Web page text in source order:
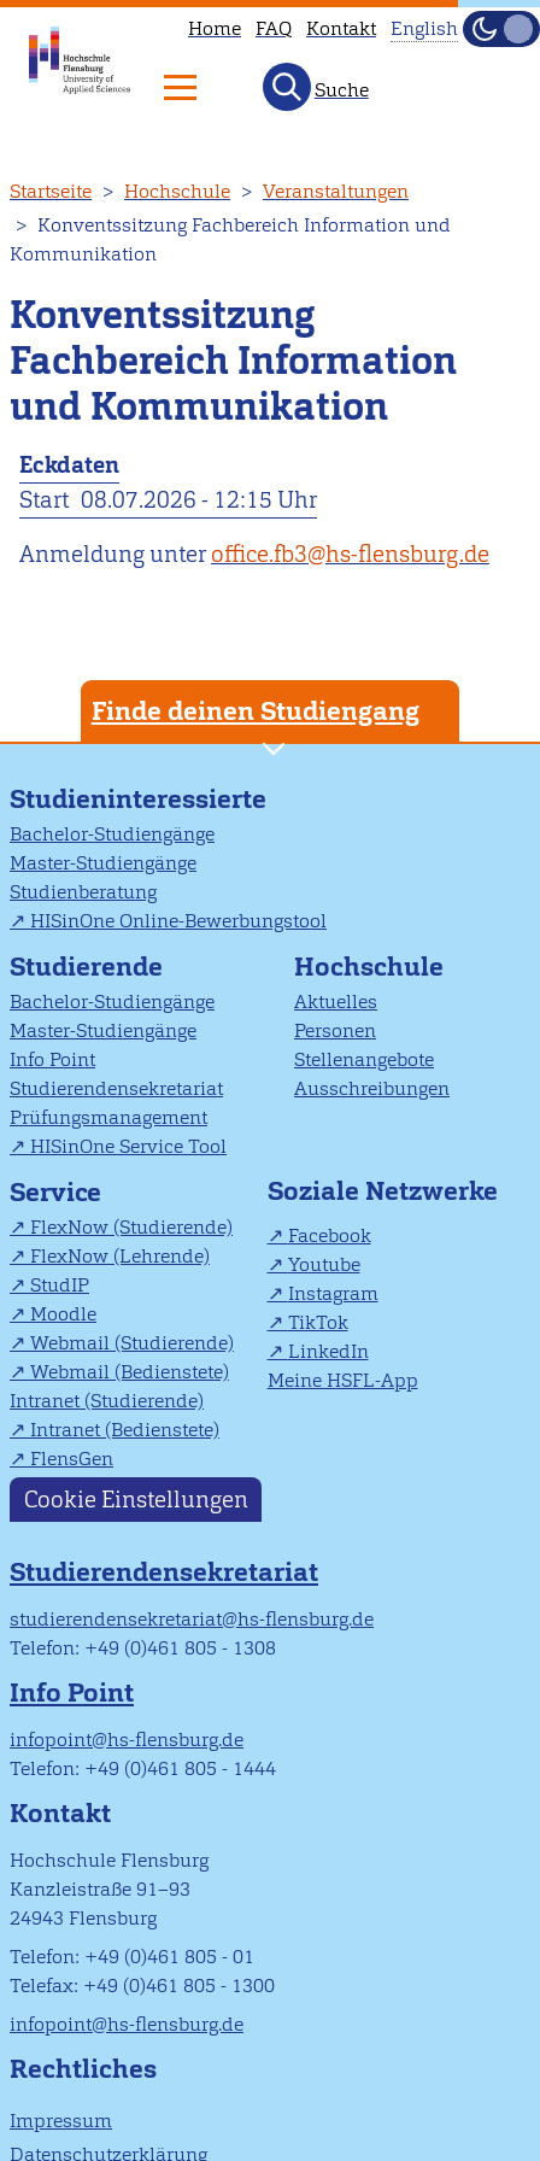
zum
Inhalt
Home FAQ Kontakt
available
to
instead.
English
Hell
Suche
Startseite Hochschule
Veranstaltungen
Konventssitzung Fachbereich Information und
Kommunikation
Konventssitzung
Fachbereich Information
und Kommunikation
Eckdaten
Start 08.07.2026 - 12:15 Uhr
Anmeldung unteroffice.fb3@hs-flensburg.de
Finde deinen Studiengang
Studieninteressierte
Bachelor-Studiengänge
Master-Studiengänge
Studienberatung
HISinOne Online-Bewerbungstool
Studierende
Bachelor-Studiengänge
Master-Studiengänge
Info Point
Studierendensekretariat
Prüfungsmanagement
HISinOne Service Tool
Hochschule
Aktuelles
Personen
Stellenangebote
Ausschreibungen
Service
FlexNow (Studierende)
FlexNow (Lehrende)
StudIP
Moodle
Webmail (Studierende)
Webmail (Bedienstete)
Intranet (Studierende)
Intranet (Bedienstete)
FlensGen
Soziale Netzwerke
Facebook
Youtube
Instagram
TikTok
LinkedIn
Meine HSFL-App
Cookie Einstellungen
Studierendensekretariat
studierendensekretariat@hs-flensburg.de
Telefon: +49 (0)461 805 - 1308
Info Point
infopoint@hs-flensburg.de
Telefon: +49 (0)461 805 - 1444
Kontakt
Hochschule Flensburg
Kanzleistraße 91–93
24943 Flensburg
Telefon: +49 (0)461 805 - 01
Telefax: +49 (0)461 805 - 1300
infopoint@hs-flensburg.de
Rechtliches
Impressum
Datenschutzerklärung